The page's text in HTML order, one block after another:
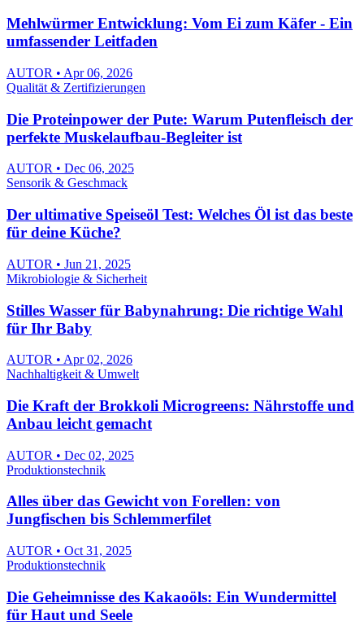
Mehlwürmer Entwicklung: Vom Ei zum Käfer - Ein
umfassender Leitfaden
AUTOR • Apr 06, 2026
Qualität & Zertifizierungen
Die Proteinpower der Pute: Warum Putenfleisch der
perfekte Muskelaufbau-Begleiter ist
AUTOR • Dec 06, 2025
Sensorik & Geschmack
Der ultimative Speiseöl Test: Welches Öl ist das beste
für deine Küche?
AUTOR • Jun 21, 2025
Mikrobiologie & Sicherheit
Stilles Wasser für Babynahrung: Die richtige Wahl
für Ihr Baby
AUTOR • Apr 02, 2026
Nachhaltigkeit & Umwelt
Die Kraft der Brokkoli Microgreens: Nährstoffe und
Anbau leicht gemacht
AUTOR • Dec 02, 2025
Produktionstechnik
Alles über das Gewicht von Forellen: von
Jungfischen bis Schlemmerfilet
AUTOR • Oct 31, 2025
Produktionstechnik
Die Geheimnisse des Kakaoöls: Ein Wundermittel
für Haut und Seele